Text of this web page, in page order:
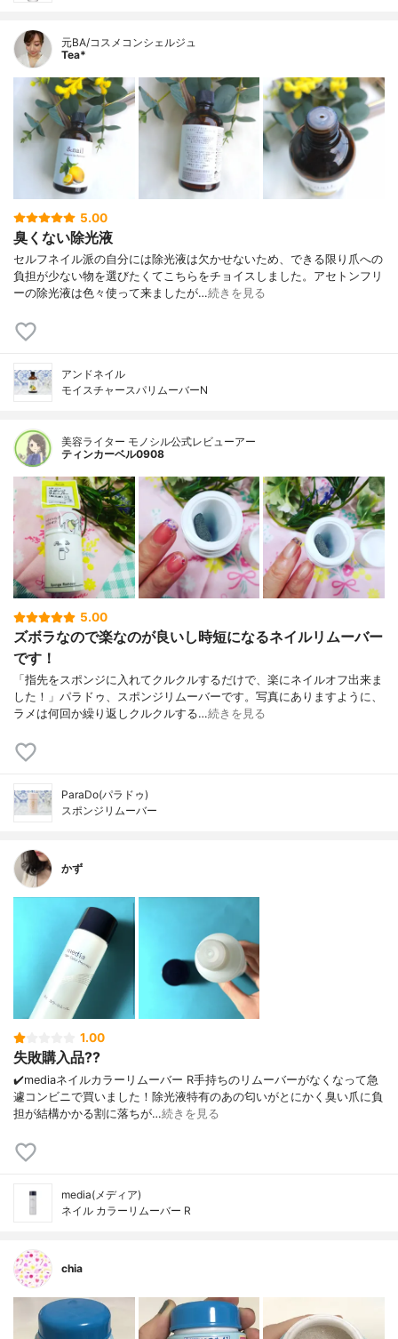
元BA/コスメコンシェルジュ
Tea*
5.00
臭くない除光液
セルフネイル派の自分には除光液は欠かせないため、できる限り爪への
負担が少ない物を選びたくてこちらをチョイスしました。アセトンフリ
ーの除光液は色々使って来ましたが…続きを見る
アンドネイル
モイスチャースパリムーバーN
美容ライター モノシル公式レビューアー
ティンカーベル0908
5.00
ズボラなので楽なのが良いし時短になるネイルリムーバー
です！
「指先をスポンジに入れてクルクルするだけで、楽にネイルオフ出来ま
した！」パラドゥ、スポンジリムーバーです。写真にありますように、
ラメは何回か繰り返しクルクルする…続きを見る
ParaDo(パラドゥ)
スポンジリムーバー
かず
1.00
失敗購入品??
✔️mediaネイルカラーリムーバー R手持ちのリムーバーがなくなって急
遽コンビニで買いました！除光液特有のあの匂いがとにかく臭い爪に負
担が結構かかる割に落ちが…続きを見る
media(メディア)
ネイル カラーリムーバー R
chia